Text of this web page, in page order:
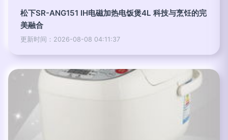
松下SR-ANG151 IH电磁加热电饭煲4L 科技与烹饪的完
美融合
更新时间：2026-08-08 04:11:37